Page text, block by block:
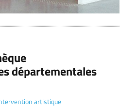
départementales
artistique